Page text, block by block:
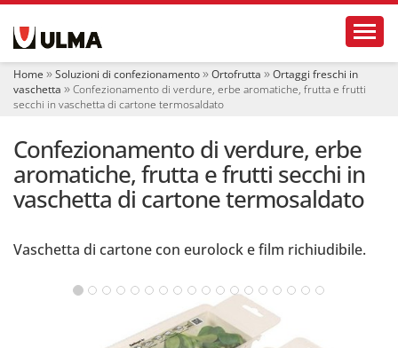
i
Home Soluzioni di confezionamento Ortofrutta
Ortaggi freschi in
vaschetta
Confezionamento di verdure, erbe aromatiche, frutta e frutti
secchi in vaschetta di cartone termosaldato
Confezionamento di verdure, erbe
aromatiche, frutta e frutti secchi in
vaschetta di cartone termosaldato
Vaschetta di cartone con eurolock e film richiudibile.